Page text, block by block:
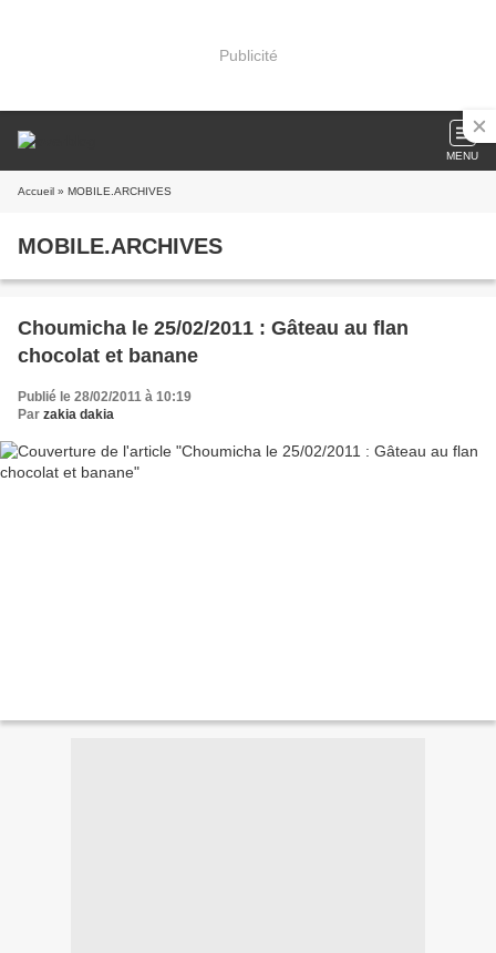
Publicité
MENU
Accueil » MOBILE.ARCHIVES
MOBILE.ARCHIVES
Choumicha le 25/02/2011 : Gâteau au flan
chocolat et banane
Publié le 28/02/2011 à 10:19
Par zakia dakia